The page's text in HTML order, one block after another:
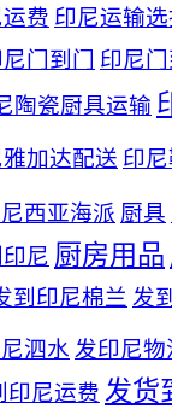
费 印尼运输
门到门 印尼
陶瓷厨具运输
加达配送 印
西亚海派 厨具
尼 厨房用品
到印尼棉兰 发
泗水 发印尼物
印尼运费 发货